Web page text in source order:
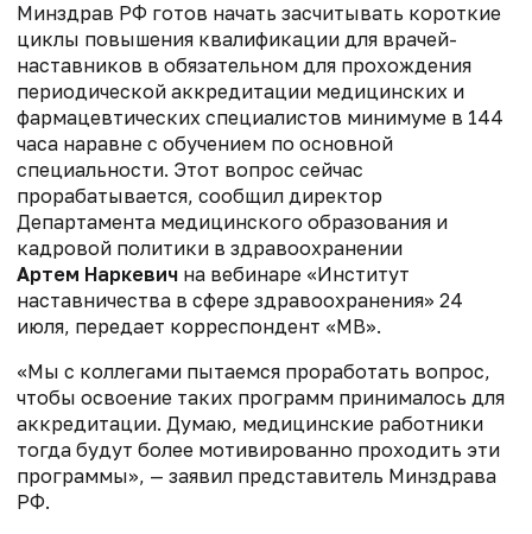
Минздрав РФ готов начать засчитывать короткие
циклы повышения квалификации для врачей-
наставников в обязательном для прохождения
периодической аккредитации медицинских и
фармацевтических специалистов минимуме в 144
часа наравне с обучением по основной
специальности. Этот вопрос сейчас
прорабатывается, сообщил директор
Департамента медицинского образования и
кадровой политики в здравоохранении
Артем Наркевич на вебинаре «Институт
наставничества в сфере здравоохранения» 24
июля, передает корреспондент «МВ».
«Мы с коллегами пытаемся проработать вопрос,
чтобы освоение таких программ принималось для
аккредитации. Думаю, медицинские работники
тогда будут более мотивированно проходить эти
программы», — заявил представитель Минздрава
РФ.